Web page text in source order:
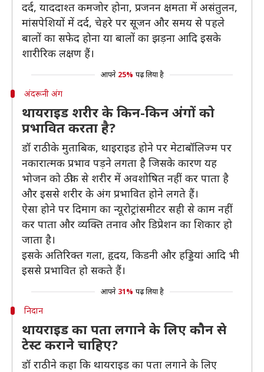
दर्द, याददाश्त कमजोर होना, प्रजनन क्षमता में असंतुलन,
मांसपेशियों में दर्द, चेहरे पर सूजन और समय से पहले
बालों का सफेद होना या बालों का झड़ना आदि इसके
शारीरिक लक्षण हैं।
आपने 25% पढ़ लिया है
अंदरूनी अंग
थायराइड शरीर के किन-किन अंगों को
प्रभावित करता है?
डॉ राठी के मुताबिक, थाइराइड होने पर मेटाबॉलिज्म पर
नकारात्मक प्रभाव पड़ने लगता है जिसके कारण यह
भोजन को ठीक से शरीर में अवशोषित नहीं कर पाता है
और इससे शरीर के अंग प्रभावित होने लगते हैं।
ऐसा होने पर दिमाग का न्यूरोट्रांसमीटर सही से काम नहीं
कर पाता और व्यक्ति तनाव और डिप्रेशन का शिकार हो
जाता है।
इसके अतिरिक्त गला, हृदय, किडनी और हड्डियां आदि भी
इससे प्रभावित हो सकते हैं।
आपने 31% पढ़ लिया है
निदान
थायराइड का पता लगाने के लिए कौन से
टेस्ट कराने चाहिए?
डॉ राठी ने कहा कि थायराइड का पता लगाने के लिए